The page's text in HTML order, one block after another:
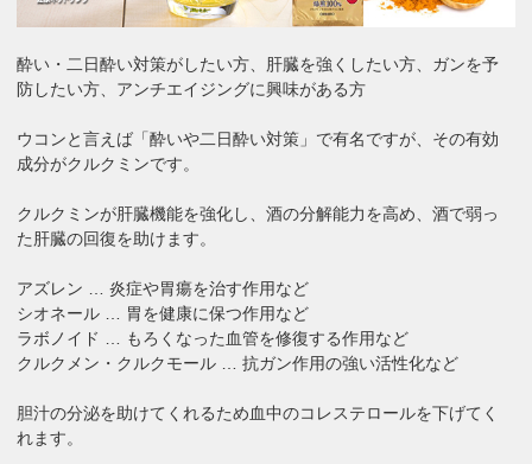
酔い・二日酔い対策がしたい方、肝臓を強くしたい方、ガンを予
防したい方、アンチエイジングに興味がある方
ウコンと言えば「酔いや二日酔い対策」で有名ですが、その有効
成分がクルクミンです。
クルクミンが肝臓機能を強化し、酒の分解能力を高め、酒で弱っ
た肝臓の回復を助けます。
アズレン … 炎症や胃瘍を治す作用など
シオネール … 胃を健康に保つ作用など
ラボノイド … もろくなった血管を修復する作用など
クルクメン・クルクモール … 抗ガン作用の強い活性化など
胆汁の分泌を助けてくれるため血中のコレステロールを下げてく
れます。